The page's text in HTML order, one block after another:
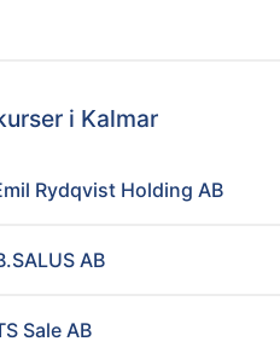
i Kalmar
Rydqvist Holding AB
AB
Sale AB